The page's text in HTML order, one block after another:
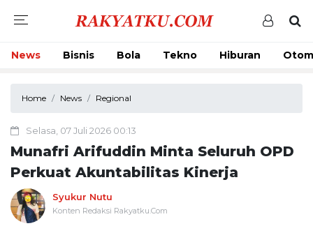
News Bisnis Bola Tekno Hiburan
Home News Regional
Selasa, 07 Juli 2026 00:13
Munafri Arifuddin Minta Seluruh OPD
Perkuat Akuntabilitas Kinerja
Syukur Nutu
Konten Redaksi Rakyatku.Com